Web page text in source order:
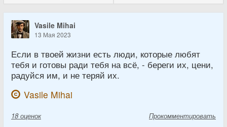
Vasile Mihai
13 Мая 2023
Если в твоей жизни есть люди, которые любят
тебя и готовы ради тебя на всё, - береги их, цени,
радуйся им, и не теряй их.
Vasile Mihai
18 оценок Прокомментировать